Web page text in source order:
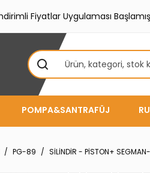
Fiyatlar Uygulaması
POMPA&SANTRAFÜJ
PG-89 SİLİNDİR - PİSTON+